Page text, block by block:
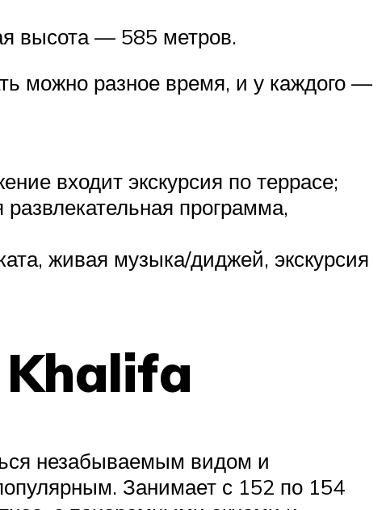
высота — 585 метров.
можно разное время, и у каждого —
входит экскурсия по террасе;
программа,
живая музыка/диджей, экскурсия
Khalifa
незабываемым видом и
Занимает с 152 по 154